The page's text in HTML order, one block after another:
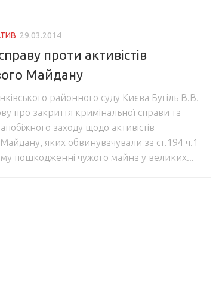
29.03.2014
проти активістів
Майдану
районного суду Києва Бугіль В.В.
про закриття кримінальної справи та
заходу щодо активістів
яких обвинувачували за ст.194 ч.1
пошкодженні чужого майна у великих...